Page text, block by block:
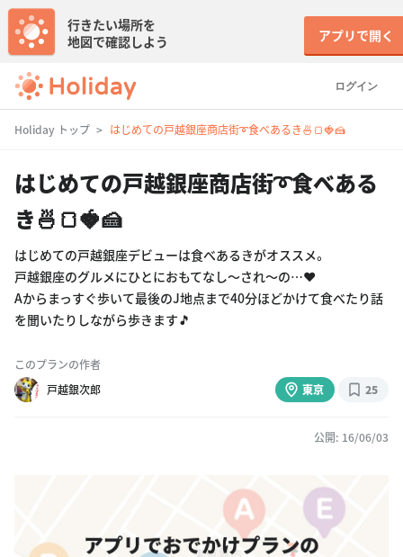
ログイン
行きたい場所を
地図で確認しよう
アプリで開く
Holiday トップ はじめての戸越銀座商店街➰食べあるき🍜🍞🍓🍰
はじめての戸越銀座商店街➰食べある
き🍜🍞🍓🍰
はじめての戸越銀座デビューは食べあるきがオススメ。
戸越銀座のグルメにひとにおもてなし〜され〜の…♥
Aからまっすぐ歩いて最後のJ地点まで40分ほどかけて食べたり話
を聞いたりしながら歩きます🎵
このプランの作者
戸越銀次郎
東京 25
公開: 16/06/03